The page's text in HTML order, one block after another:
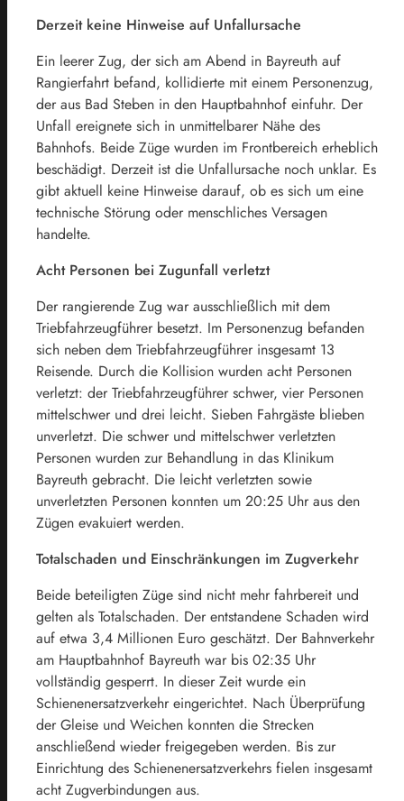
Derzeit keine Hinweise auf Unfallursache
Ein leerer Zug, der sich am Abend in Bayreuth auf
Rangierfahrt befand, kollidierte mit einem Personenzug,
der aus Bad Steben in den Hauptbahnhof einfuhr. Der
Unfall ereignete sich in unmittelbarer Nähe des
Bahnhofs. Beide Züge wurden im Frontbereich erheblich
beschädigt. Derzeit ist die Unfallursache noch unklar. Es
gibt aktuell keine Hinweise darauf, ob es sich um eine
technische Störung oder menschliches Versagen
handelte.
Acht Personen bei Zugunfall verletzt
Der rangierende Zug war ausschließlich mit dem
Triebfahrzeugführer besetzt. Im Personenzug befanden
sich neben dem Triebfahrzeugführer insgesamt 13
Reisende. Durch die Kollision wurden acht Personen
verletzt: der Triebfahrzeugführer schwer, vier Personen
mittelschwer und drei leicht. Sieben Fahrgäste blieben
unverletzt. Die schwer und mittelschwer verletzten
Personen wurden zur Behandlung in das Klinikum
Bayreuth gebracht. Die leicht verletzten sowie
unverletzten Personen konnten um 20:25 Uhr aus den
Zügen evakuiert werden.
Totalschaden und Einschränkungen im Zugverkehr
Beide beteiligten Züge sind nicht mehr fahrbereit und
gelten als Totalschaden. Der entstandene Schaden wird
auf etwa 3,4 Millionen Euro geschätzt. Der Bahnverkehr
am Hauptbahnhof Bayreuth war bis 02:35 Uhr
vollständig gesperrt. In dieser Zeit wurde ein
Schienenersatzverkehr eingerichtet. Nach Überprüfung
der Gleise und Weichen konnten die Strecken
anschließend wieder freigegeben werden. Bis zur
Einrichtung des Schienenersatzverkehrs fielen insgesamt
acht Zugverbindungen aus.